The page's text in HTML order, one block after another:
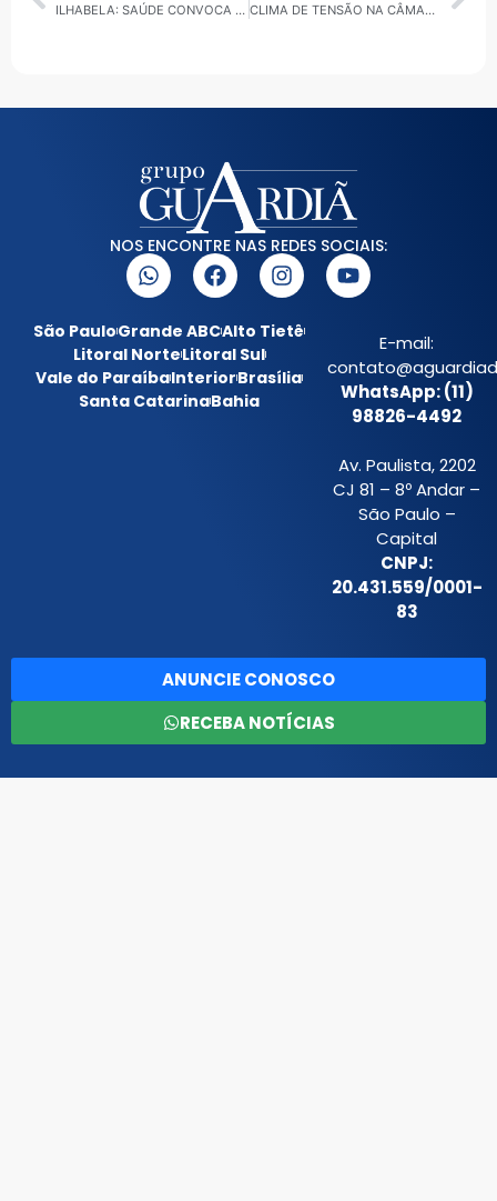
ILHABELA: SAÚDE CONVOCA MORADORES VACINADOS EM 2018 A ATUALIZAR DOSE CONTRA FEBRE AMARELA CLIMA DE TENSÃO NA CÂMARA DE SBC: CONFUSÃO EM PLENÁRIO E R$ 186 MILHÕES EM PAUTA
NOS ENCONTRE NAS REDES SOCIAIS:
São PauloGrande ABCAlto Tietê
Litoral NorteLitoral Sul
Vale do ParaíbaInteriorBrasília
Santa CatarinaBahia
E-mail:
WhatsApp: (11)
98826-4492
Av. Paulista, 2202
CJ 81 – 8º Andar –
São Paulo –
Capital
CNPJ:
20.431.559/0001-
83
ANUNCIE CONOSCO
RECEBA NOTÍCIAS